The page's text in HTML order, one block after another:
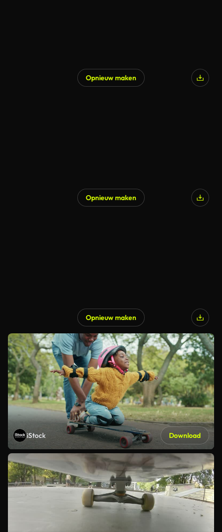
Opnieuw maken
Opnieuw maken
Opnieuw maken
iStock Download